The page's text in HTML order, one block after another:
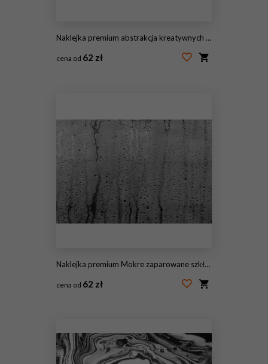
Naklejka premium abstrakcja kreatywnych czarno-białe tło fali
cena od 62 zł
Naklejka premium Mokre zaparowane szkło z kroplami wody i rosy
cena od 62 zł